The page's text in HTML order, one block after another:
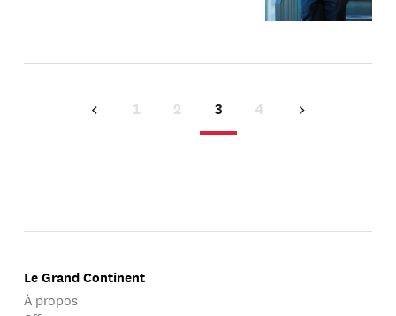
1 2 3 4
Le Grand Continent
À propos